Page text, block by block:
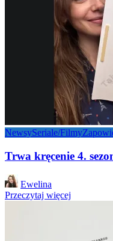
NewsySeriale/Filmy
Trwa kręcenie 4.
Posted
by
Ewelina
Przeczytaj więcej